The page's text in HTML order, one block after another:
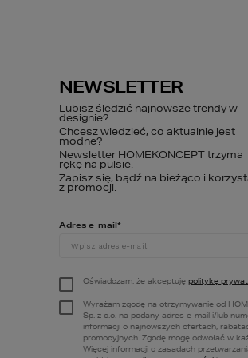
NEWSLETTER
Lubisz śledzić najnowsze trendy w
designie?
Chcesz wiedzieć, co aktualnie jest
modne?
Newsletter HOMEKONCEPT trzyma
rękę na pulsie.
Zapisz się, bądź na bieżąco i
z promocji.
Adres e-mail*
Oświadczam, że akceptuję politykę
Wyrażam zgodę na otrzymywanie od
Sp. z o.o. na podany adres e-mail i/lub
informacji o najnowszych ofertach,
promocyjnych. Zgodę mogę odwołać w
Więcej informacji o zasadach
Społeczność Forum
Szukaj wątku
FILTRUJ
<< Powrót do